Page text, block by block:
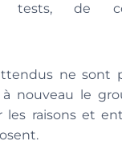
tests, de
ne sont
nouveau le
les raisons et